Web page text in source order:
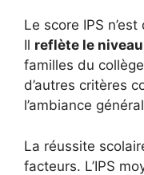
Le score IPS
Il reflète le
familles du
d’autres critères
l’ambiance
La réussite
facteurs. L’IPS